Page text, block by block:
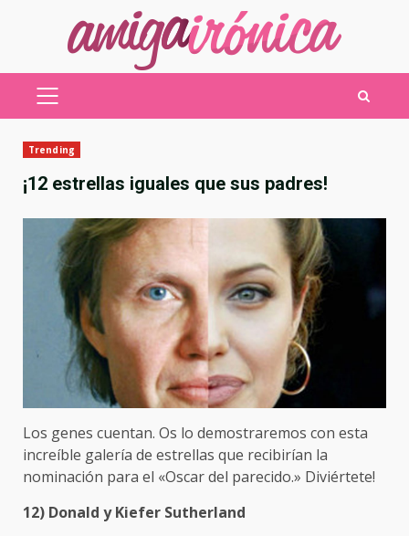
MENÚ
Trending
¡12 estrellas iguales que sus padres!
Los genes cuentan. Os lo demostraremos con esta
increíble galería de estrellas que recibirían la
nominación para el «Oscar del parecido.» Diviértete!
12) Donald y Kiefer Sutherland